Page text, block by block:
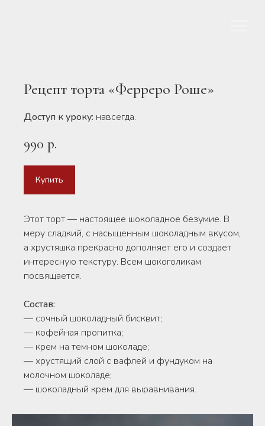
Рецепт торта «Ферреро Роше»
Доступ к уроку: навсегда.
990 р.
Купить
Этот торт — настоящее шоколадное безумие. В
меру сладкий, с насыщенным шоколадным вкусом,
а хрустяшка прекрасно дополняет его и создает
интересную текстуру. Всем шокоголикам
посвящается.
Состав:
— сочный шоколадный бисквит;
— кофейная пропитка;
— крем на темном шоколаде;
— хрустящий слой с вафлей и фундуком на
молочном шоколаде;
— шоколадный крем для выравнивания.